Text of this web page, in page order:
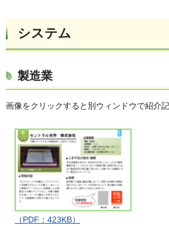
システム
製造業
画像をクリックすると別ウィンドウで紹介記
（PDF：423KB）